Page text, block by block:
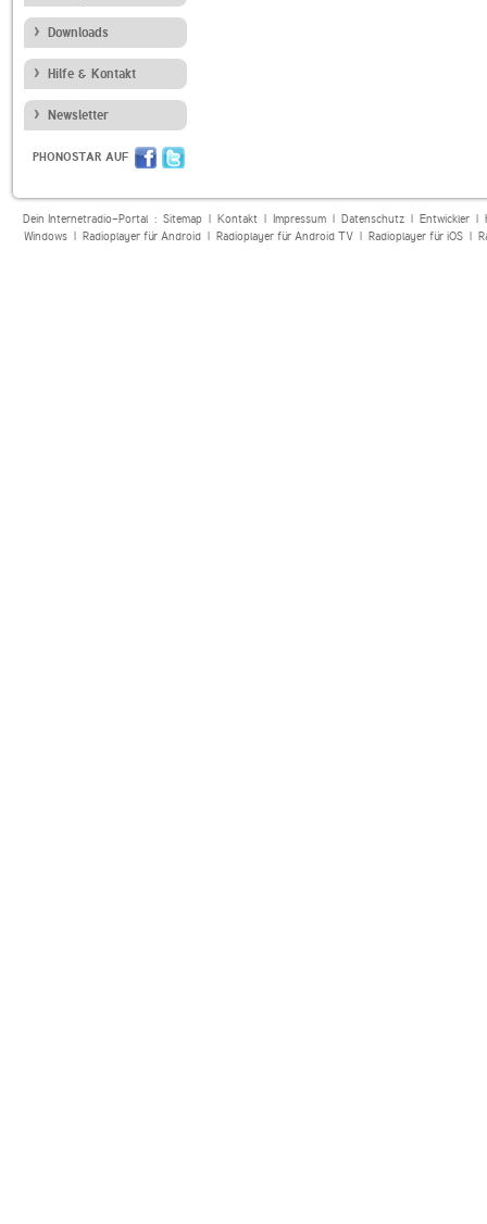
Downloads
Hilfe & Kontakt
Newsletter
PHONOSTAR AUF
Dein Internetradio-Portal : Sitemap| Kontakt| Impressum| Datenschutz| Entwickler|
Windows| Radioplayer für Android| Radioplayer für Android TV| Radioplayer für iOS|